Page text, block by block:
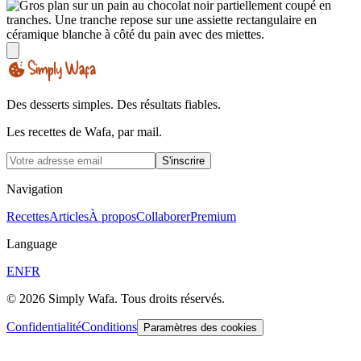
Des desserts simples. Des résultats fiables.
Les recettes de Wafa, par mail.
S'inscrire
Navigation
RecettesArticlesÀ proposCollaborerPremium
Language
ENFR
© 2026 Simply Wafa. Tous droits réservés.
ConfidentialitéConditions Paramètres des cookies